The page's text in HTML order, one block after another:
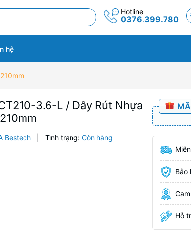
Hotline
0376.399.780
hệ
3.6-L / Dây Rút Nhựa
Bestech Tình trạng: Còn hàng
Bảo
Hỗ